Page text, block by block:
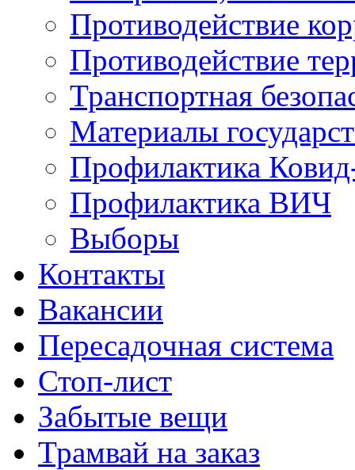
Противодействие
Противодействие
Транспортная
Материалы
Профилактика
Профилактика ВИЧ
Выборы
Контакты
Вакансии
Пересадочная система
Стоп-лист
Забытые вещи
Трамвай на заказ